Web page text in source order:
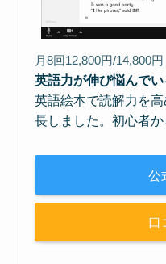
月8回12,800円/14,800円
英語力が伸び悩んで
英語絵本で読解力を
長しました。初心者か
公
口